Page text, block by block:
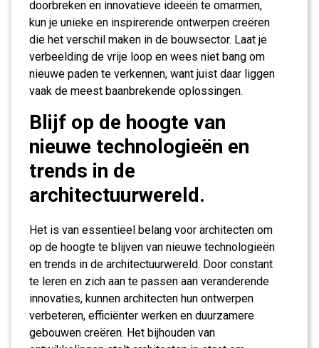
doorbreken en innovatieve ideeën te omarmen,
kun je unieke en inspirerende ontwerpen creëren
die het verschil maken in de bouwsector. Laat je
verbeelding de vrije loop en wees niet bang om
nieuwe paden te verkennen, want juist daar liggen
vaak de meest baanbrekende oplossingen.
Blijf op de hoogte van
nieuwe technologieën en
trends in de
architectuurwereld.
Het is van essentieel belang voor architecten om
op de hoogte te blijven van nieuwe technologieën
en trends in de architectuurwereld. Door constant
te leren en zich aan te passen aan veranderende
innovaties, kunnen architecten hun ontwerpen
verbeteren, efficiënter werken en duurzamere
gebouwen creëren. Het bijhouden van